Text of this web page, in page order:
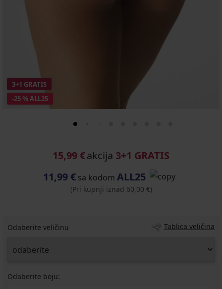
-25 % ALL25
3+1 GRATIS
15,99 €akcija 3+1 GRATIS
11,99 €sa kodom ALL25
(Pri kupnji iznad 60,00 €)
Odaberite veličinu Tablica veličina
Odaberite boju: